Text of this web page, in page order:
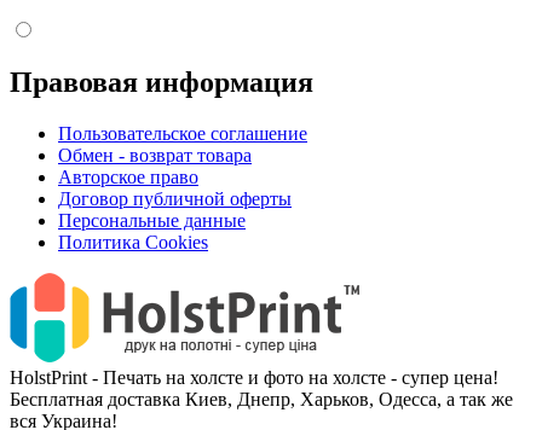
Правовая информация
Пользовательское соглашение
Обмен - возврат товара
Авторское право
Договор публичной оферты
Персональные данные
Политика Cookies
HolstPrint - Печать на холсте и фото на холсте - супер цена!
Бесплатная доставка Киев, Днепр, Харьков, Одесса, а так же
вся Украина!